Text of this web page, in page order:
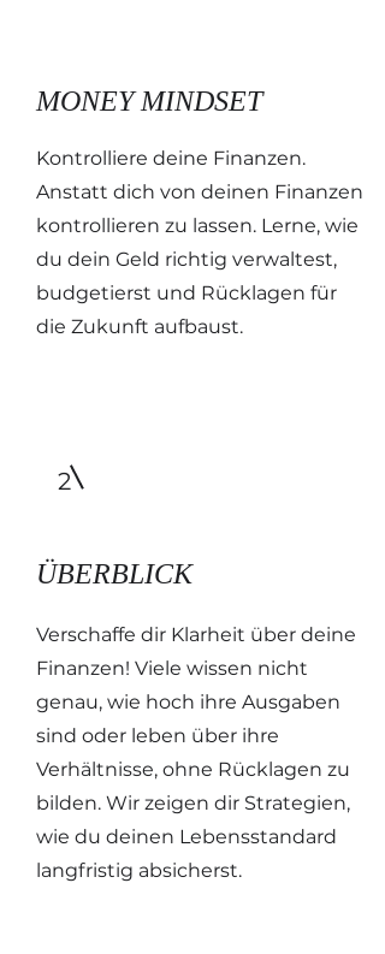
MONEY MINDSET
Kontrolliere deine Finanzen.
Anstatt dich von deinen Finanzen
kontrollieren zu lassen. Lerne, wie
du dein Geld richtig verwaltest,
budgetierst und Rücklagen für
die Zukunft aufbaust.​​
2
ÜBERBLICK
Verschaffe dir Klarheit über deine
Finanzen! Viele wissen nicht
genau, wie hoch ihre Ausgaben
sind oder leben über ihre
Verhältnisse, ohne Rücklagen zu
bilden. Wir zeigen dir Strategien,
wie du deinen Lebensstandard
langfristig absicherst.